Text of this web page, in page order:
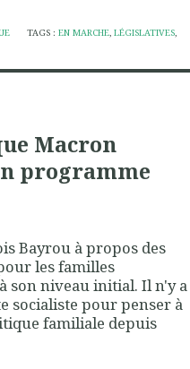
TAGS :EN MARCHE,LÉGISLATIVES,
Macron
programme
Bayrou à propos des
les familles
son niveau initial. Il n'y a
socialiste pour penser à
familiale depuis